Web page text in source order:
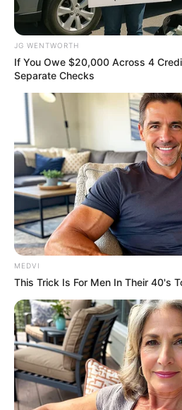
From Baddies To
Can Do It All
BRAINBERRIES
The Insane True Stories
Films
BRAINBERRIES
JG WENTWORTH
If You Owe $20,000 Across 4
Separate Checks
MEDVI
This Trick Is For Men In Their 40's